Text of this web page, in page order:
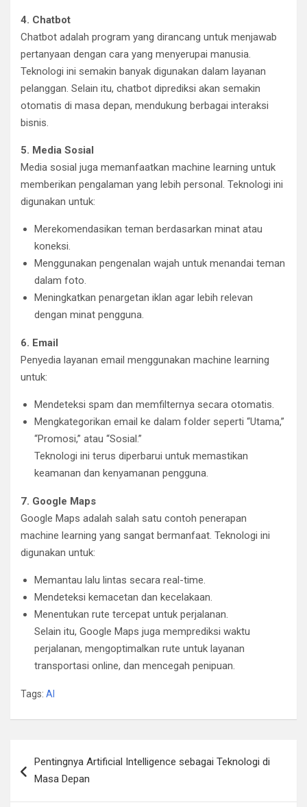
4. Chatbot
Chatbot adalah program yang dirancang untuk menjawab
pertanyaan dengan cara yang menyerupai manusia.
Teknologi ini semakin banyak digunakan dalam layanan
pelanggan. Selain itu, chatbot diprediksi akan semakin
otomatis di masa depan, mendukung berbagai interaksi
bisnis.
5. Media Sosial
Media sosial juga memanfaatkan machine learning untuk
memberikan pengalaman yang lebih personal. Teknologi ini
digunakan untuk:
Merekomendasikan teman berdasarkan minat atau
koneksi.
Menggunakan pengenalan wajah untuk menandai teman
dalam foto.
Meningkatkan penargetan iklan agar lebih relevan
dengan minat pengguna.
6. Email
Penyedia layanan email menggunakan machine learning
untuk:
Mendeteksi spam dan memfilternya secara otomatis.
Mengkategorikan email ke dalam folder seperti “Utama,”
“Promosi,” atau “Sosial.”
Teknologi ini terus diperbarui untuk memastikan
keamanan dan kenyamanan pengguna.
7. Google Maps
Google Maps adalah salah satu contoh penerapan
machine learning yang sangat bermanfaat. Teknologi ini
digunakan untuk:
Memantau lalu lintas secara real-time.
Mendeteksi kemacetan dan kecelakaan.
Menentukan rute tercepat untuk perjalanan.
Selain itu, Google Maps juga memprediksi waktu
perjalanan, mengoptimalkan rute untuk layanan
transportasi online, dan mencegah penipuan.
Tags: AI
navigation
Pentingnya Artificial Intelligence sebagai Teknologi di
Masa Depan